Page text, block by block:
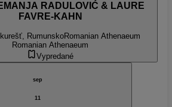
RADULOVIĆ & LAURE
FAVRE-KAHN
RumunskoRomanian Athenaeum
Romanian Athenaeum
Vypredané
sep
11